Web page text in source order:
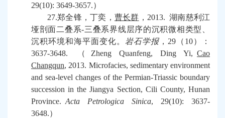
29(10): 3649-3657.）
27.郑全锋，丁奕， 曹长群 ， 2013. 湖南慈利江
垭剖面二叠系-三叠系界线层序的沉积微相类型、
沉积环境和海平面变化。 岩石学报 ， 29 （ 10）：
3637-3648.
（ Zheng Quanfeng, Ding Yi, Cao
Changqun, 2013. Microfacies, sedimentary environment
and sea-level changes of the Permian-Triassic boundary
succession in the Jiangya Section, Cili County, Hunan
Province. Acta Petrologica Sinica, 29(10): 3637-
3648.）